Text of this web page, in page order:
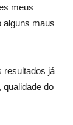
meus
alguns maus
resultados já
qualidade do